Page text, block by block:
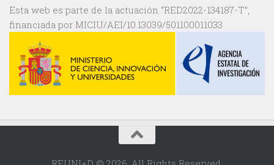
Esta web es parte de la actuación “RED2022-134187-T”,
financiada por MICIU/AEI/10.13039/501100011033